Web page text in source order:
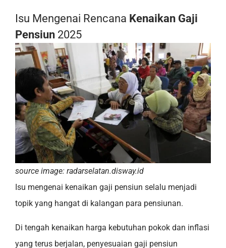
Isu Mengenai Rencana Kenaikan Gaji
Pensiun 2025
source image: radarselatan.disway.id
Isu mengenai kenaikan gaji pensiun selalu menjadi
topik yang hangat di kalangan para pensiunan.
Di tengah kenaikan harga kebutuhan pokok dan inflasi
yang terus berjalan, penyesuaian gaji pensiun